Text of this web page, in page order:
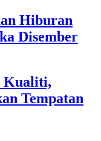
Hiburan
Disember
Kualiti,
Tempatan